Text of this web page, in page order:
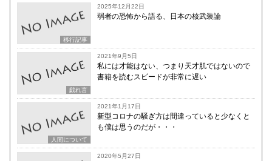
移行記事
2025年12月22日
弱者の恐怖から語る、日本の核武装論
戯れ言
2021年9月5日
私には才能はない、つまり天才肌ではないので
書籍を読むスピードが非常に遅い
人間について
2021年1月17日
新型コロナの騒ぎ方は間違っていると少なくと
も僕は思うのだが・・・
2020年5月27日